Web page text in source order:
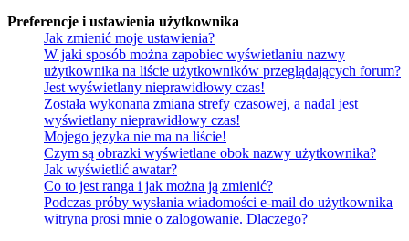
Preferencje i ustawienia użytkownika
Jak zmienić moje ustawienia?
W jaki sposób można zapobiec wyświetlaniu nazwy
użytkownika na liście użytkowników przeglądających forum?
Jest wyświetlany nieprawidłowy czas!
Została wykonana zmiana strefy czasowej, a nadal jest
wyświetlany nieprawidłowy czas!
Mojego języka nie ma na liście!
Czym są obrazki wyświetlane obok nazwy użytkownika?
Jak wyświetlić awatar?
Co to jest ranga i jak można ją zmienić?
Podczas próby wysłania wiadomości e-mail do użytkownika
witryna prosi mnie o zalogowanie. Dlaczego?